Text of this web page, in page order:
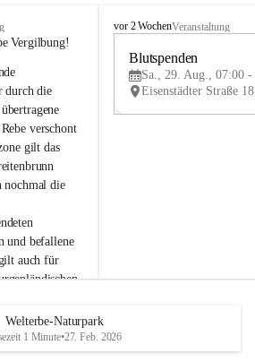
Vergilbung!
durch die
verschont
gilt das
nochmal die
und befallene
auch für
oder
roden! Bitte
Winzer
B
e
u
e
d
vor 2 WochenVeranstaltung
Blutspenden
Sa., 29. Aug., 07:00 -
Welterbe-Naturpark
1 Minute•27. Feb. 2026